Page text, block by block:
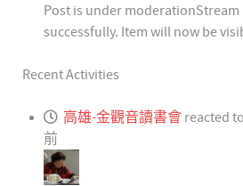
Post is under moderation
successfully. Item will now be
Recent Activities
高雄-金觀音讀書會 reacted
前